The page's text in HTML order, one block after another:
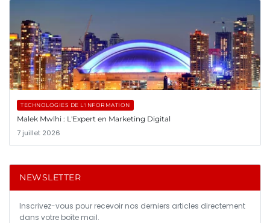
TECHNOLOGIES DE L'INFORMATION
Malek Mwlhi : L'Expert en Marketing Digital
7 juillet 2026
NEWSLETTER
Inscrivez-vous pour recevoir nos derniers articles directement
dans votre boîte mail.